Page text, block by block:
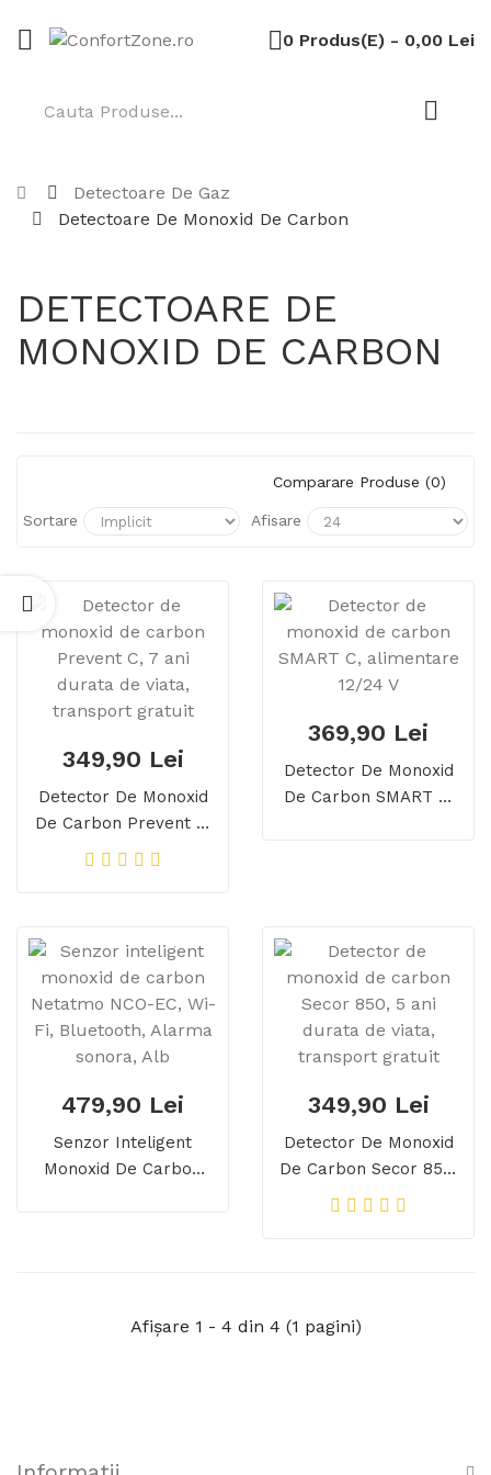
0 Produs(e) - 0,00 Lei
Detectoare De Gaz
Detectoare De Monoxid De Carbon
DETECTOARE DE
MONOXID DE CARBON
Comparare Produse (0)
Sortare Afisare
349,90 Lei
Detector De Monoxid
De Carbon Prevent C,
7 Ani Durata De Viata,
369,90 Lei
Detector De Monoxid
De Carbon SMART C,
479,90 Lei
Senzor Inteligent
Monoxid De Carbon
349,90 Lei
Detector De Monoxid
De Carbon Secor 850,
5 Ani Durata De Viata,
Afişare 1 - 4 din 4 (1 pagini)